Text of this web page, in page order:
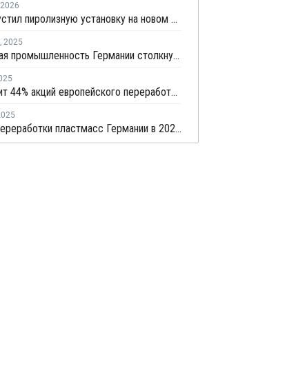
2026
BASF запустил пиролизную установку на новом заводе в Китае
, 2025
Химическая промышленность Германии столкнулась с резким падением производства
Agilyx купит 44% акций европейского переработчика пластика GreenDot Global
Отрасль переработки пластмасс Германии в 2024 году сократилась на 4%